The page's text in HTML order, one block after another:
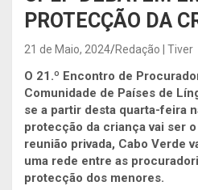
PROTECÇÃO DA
21 de Maio, 2024 Redação | Tiver
O 21.º Encontro de
Comunidade de Países de
se a partir desta quarta-feira
protecção da criança vai ser
reunião privada, Cabo Verde
uma rede entre as
protecção dos menores.